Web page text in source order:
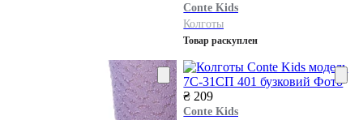
Conte Kids
Колготы
Товар раскуплен
₴ 209
Conte Kids